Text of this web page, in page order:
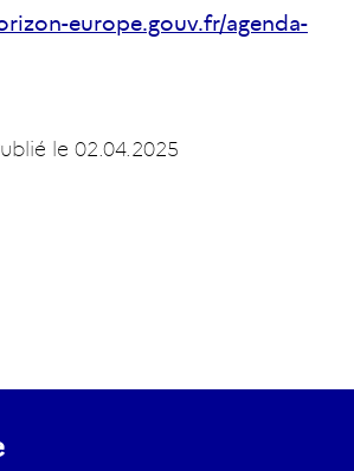
europe.gouv.fr/agenda-
le 02.04.2025